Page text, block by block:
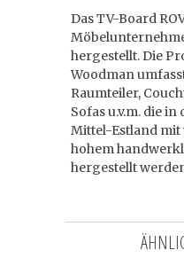
Das TV-Board
hergestellt. Die
Woodman
Raumteiler,
Sofas u.v.m. die
Mittel-Estland
hohem
hergestellt